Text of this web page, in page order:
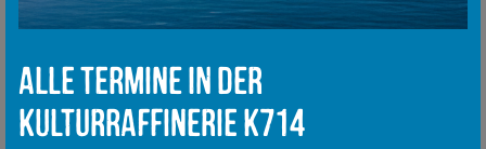
Alle Termine in der
Kulturraffinerie K714